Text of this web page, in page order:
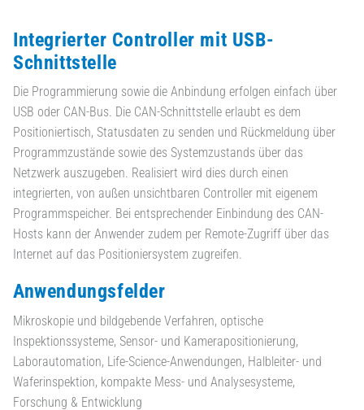
Integrierter Controller mit USB-
Schnittstelle
Die Programmierung sowie die Anbindung erfolgen einfach über
USB oder CAN-Bus. Die CAN-Schnittstelle erlaubt es dem
Positioniertisch, Statusdaten zu senden und Rückmeldung über
Programmzustände sowie des Systemzustands über das
Netzwerk auszugeben. Realisiert wird dies durch einen
integrierten, von außen unsichtbaren Controller mit eigenem
Programmspeicher. Bei entsprechender Einbindung des CAN-
Hosts kann der Anwender zudem per Remote-Zugriff über das
Internet auf das Positioniersystem zugreifen.
Anwendungsfelder
Mikroskopie und bildgebende Verfahren, optische
Inspektionssysteme, Sensor- und Kamerapositionierung,
Laborautomation, Life-Science-Anwendungen, Halbleiter- und
Waferinspektion, kompakte Mess- und Analysesysteme,
Forschung & Entwicklung